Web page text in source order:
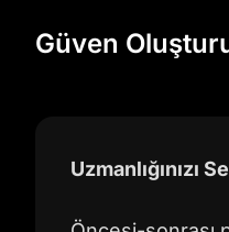
Güven
Uzmanlığınızı